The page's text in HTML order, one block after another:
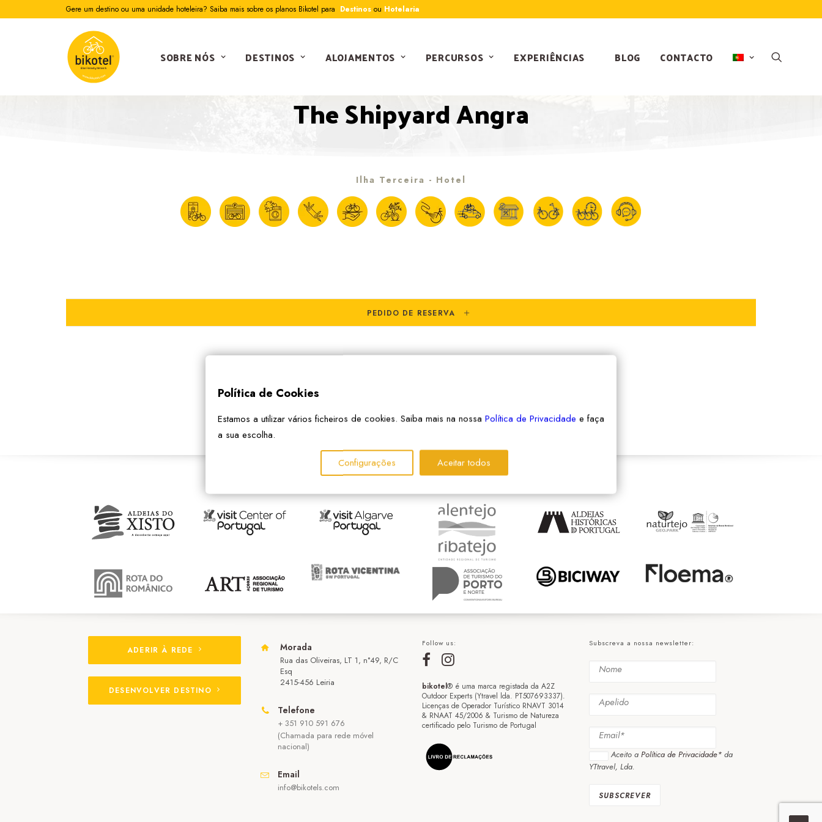
Gere um destino ou uma unidade hoteleira? Saiba mais sobre os planos Bikotel para Destinos ou Hotelaria
SOBRE NÓS DESTINOS ALOJAMENTOS PERCURSOS EXPERIÊNCIAS BLOG CONTACTO
The Shipyard Angra
Ilha Terceira - Hotel
PEDIDO DE RESERVA
ADERIR À REDE
DESENVOLVER DESTINO
Morada
Rua das Oliveiras, LT 1, n°49, R/C
Esq
2415-456 Leiria
Telefone
+ 351 910 591 676
(Chamada para rede móvel
nacional)
Email
info@bikotels.com
Follow us:
bikotel® é uma marca registada da A2Z
Outdoor Experts (Ytravel lda. PT507693337).
Licenças de Operador Turístico RNAVT 3014
& RNAAT 45/2006 & Turismo de Natureza
certificado pelo Turismo de Portugal
Subscreva a nossa newsletter:
Aceito a Política de Privacidade* da
YTtravel, Lda.
Política de Cookies
Estamos a utilizar vários ficheiros de cookies. Saiba mais na nossa Política de Privacidade e faça
a sua escolha.
Configurações Aceitar todos